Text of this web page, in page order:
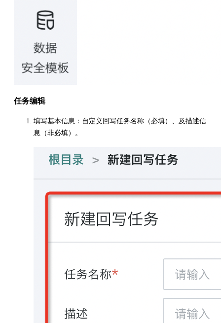
任务编辑
填写基本信息：自定义回写任务名称（必填）、及描述信
息（非必填）。